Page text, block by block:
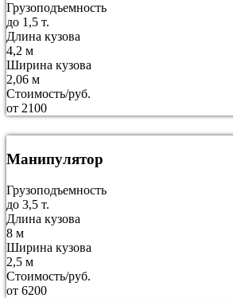
Грузоподъемность
до 1,5 т.
Длина кузова
4,2 м
Ширина кузова
2,06 м
Стоимость/руб.
от 2100
Манипулятор
Грузоподъемность
до 3,5 т.
Длина кузова
8 м
Ширина кузова
2,5 м
Стоимость/руб.
от 6200